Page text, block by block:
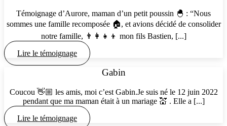
Témoignage d’Aurore, maman d’un petit poussin 🐣 : “Nous
sommes une famille recomposée 🏠, et avions décidé de consolider
notre famille, 👨‍👩‍👧‍👦 mon fils Bastien, [...]
Lire le témoignage
Gabin
Coucou 👋🏼 les amis, moi c’est Gabin.Je suis né le 12 juin 2022
pendant que ma maman était à un mariage 💒 . Elle a [...]
Lire le témoignage